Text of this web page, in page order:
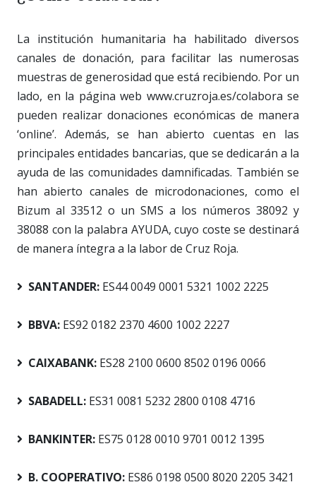
La institución humanitaria ha habilitado diversos
canales de donación, para facilitar las numerosas
muestras de generosidad que está recibiendo. Por un
lado, en la página web www.cruzroja.es/colabora se
pueden realizar donaciones económicas de manera
‘online’. Además, se han abierto cuentas en las
principales entidades bancarias, que se dedicarán a la
ayuda de las comunidades damnificadas. También se
han abierto canales de microdonaciones, como el
Bizum al 33512 o un SMS a los números 38092 y
38088 con la palabra AYUDA, cuyo coste se destinará
de manera íntegra a la labor de Cruz Roja.
SANTANDER: ES44 0049 0001 5321 1002 2225
BBVA: ES92 0182 2370 4600 1002 2227
CAIXABANK: ES28 2100 0600 8502 0196 0066
SABADELL: ES31 0081 5232 2800 0108 4716
BANKINTER: ES75 0128 0010 9701 0012 1395
B. COOPERATIVO: ES86 0198 0500 8020 2205 3421